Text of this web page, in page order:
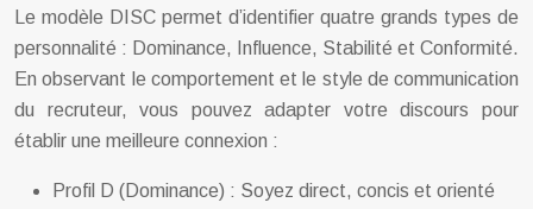
Le modèle DISC permet d’identifier quatre grands types de
personnalité : Dominance, Influence, Stabilité et Conformité.
En observant le comportement et le style de communication
du recruteur, vous pouvez adapter votre discours pour
établir une meilleure connexion :
Profil D (Dominance) : Soyez direct, concis et orienté